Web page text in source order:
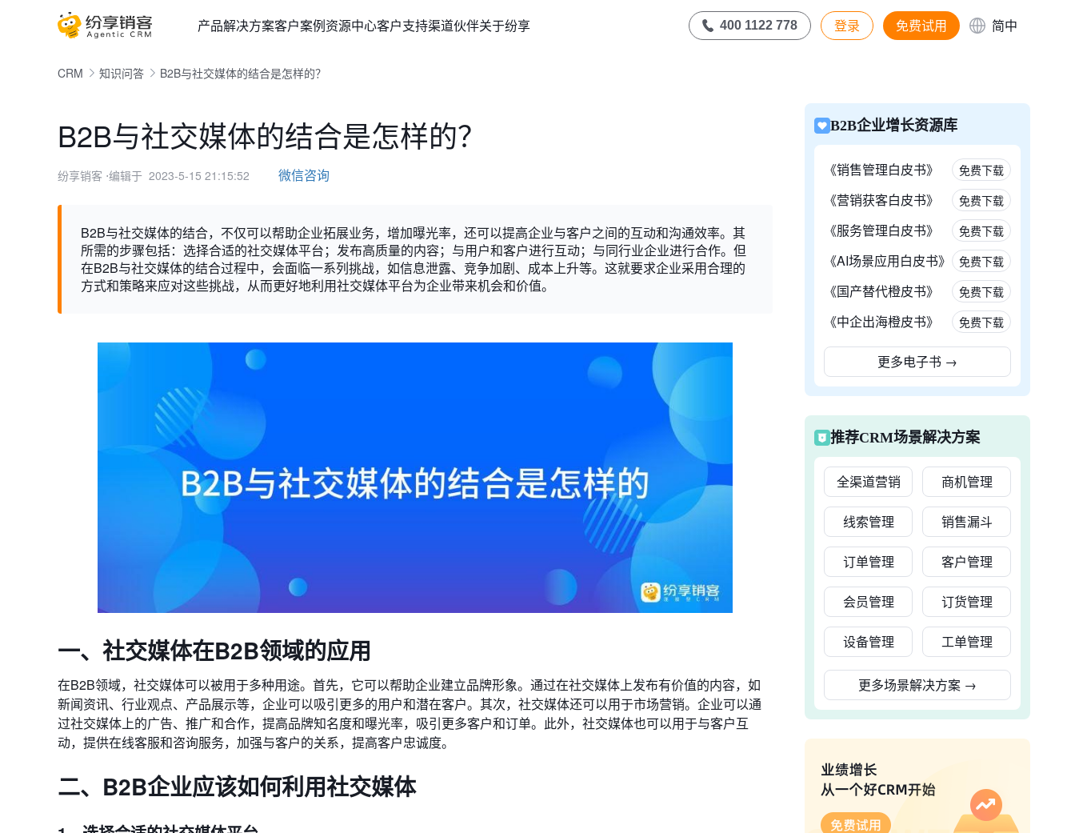
产品解决方案客户案例资源中心客户支持渠道伙伴关于纷享 400 1122 778 登录 免费试用 简中
CRM 知识问答 B2B与社交媒体的结合是怎样的？
B2B与社交媒体的结合是怎样的？
纷享销客 ⋅编辑于 2023-5-15 21:15:52 微信咨询
B2B与社交媒体的结合，不仅可以帮助企业拓展业务，增加曝光率，还可以提高企业与客户之间的互动和沟通效率。其
所需的步骤包括：选择合适的社交媒体平台；发布高质量的内容；与用户和客户进行互动；与同行业企业进行合作。但
在B2B与社交媒体的结合过程中，会面临一系列挑战，如信息泄露、竞争加剧、成本上升等。这就要求企业采用合理的
方式和策略来应对这些挑战，从而更好地利用社交媒体平台为企业带来机会和价值。
一、社交媒体在B2B领域的应用
在B2B领域，社交媒体可以被用于多种用途。首先，它可以帮助企业建立品牌形象。通过在社交媒体上发布有价值的内容，如
新闻资讯、行业观点、产品展示等，企业可以吸引更多的用户和潜在客户。其次，社交媒体还可以用于市场营销。企业可以通
过社交媒体上的广告、推广和合作，提高品牌知名度和曝光率，吸引更多客户和订单。此外，社交媒体也可以用于与客户互
动，提供在线客服和咨询服务，加强与客户的关系，提高客户忠诚度。
二、B2B企业应该如何利用社交媒体
B2B企业增长资源库
《销售管理白皮书》 免费下载
《营销获客白皮书》 免费下载
《服务管理白皮书》 免费下载
《AI场景应用白皮书》 免费下载
《国产替代橙皮书》 免费下载
《中企出海橙皮书》 免费下载
更多电子书 →
推荐CRM场景解决方案
全渠道营销 商机管理
线索管理 销售漏斗
订单管理 客户管理
会员管理 订货管理
设备管理 工单管理
更多场景解决方案 →